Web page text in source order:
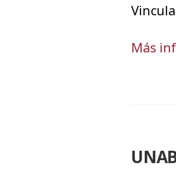
Más